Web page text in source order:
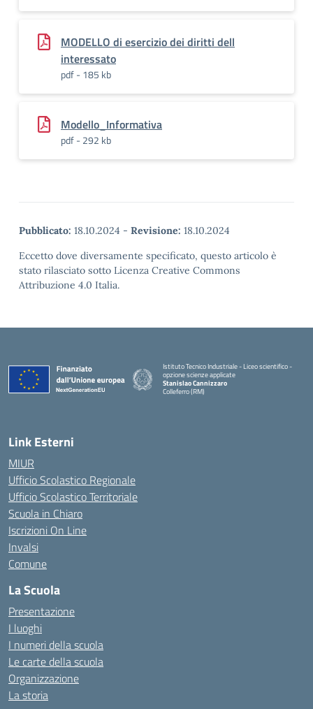
MODELLO di esercizio dei diritti dell
interessato
pdf - 185 kb
Modello_Informativa
pdf - 292 kb
Pubblicato: 18.10.2024 - Revisione: 18.10.2024
Eccetto dove diversamente specificato, questo articolo è
stato rilasciato sotto Licenza Creative Commons
Attribuzione 4.0 Italia.
Istituto Tecnico Industriale - Liceo scientifico -
opzione scienze applicate
Stanislao Cannizzaro
Colleferro (RM)
Link Esterni
MIUR
Ufficio Scolastico Regionale
Ufficio Scolastico Territoriale
Scuola in Chiaro
Iscrizioni On Line
Invalsi
Comune
La Scuola
Presentazione
I luoghi
I numeri della scuola
Le carte della scuola
Organizzazione
La storia